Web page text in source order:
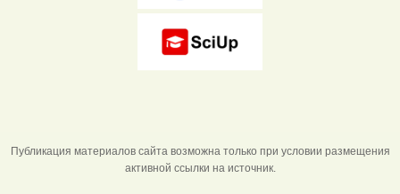
Публикация материалов сайта возможна только при условии размещения
активной ссылки на источник.